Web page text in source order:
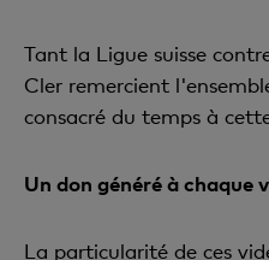
Tant la Ligue suisse
Cler remercient
consacré du temps à
Un don généré à chaque
La particularité de ces